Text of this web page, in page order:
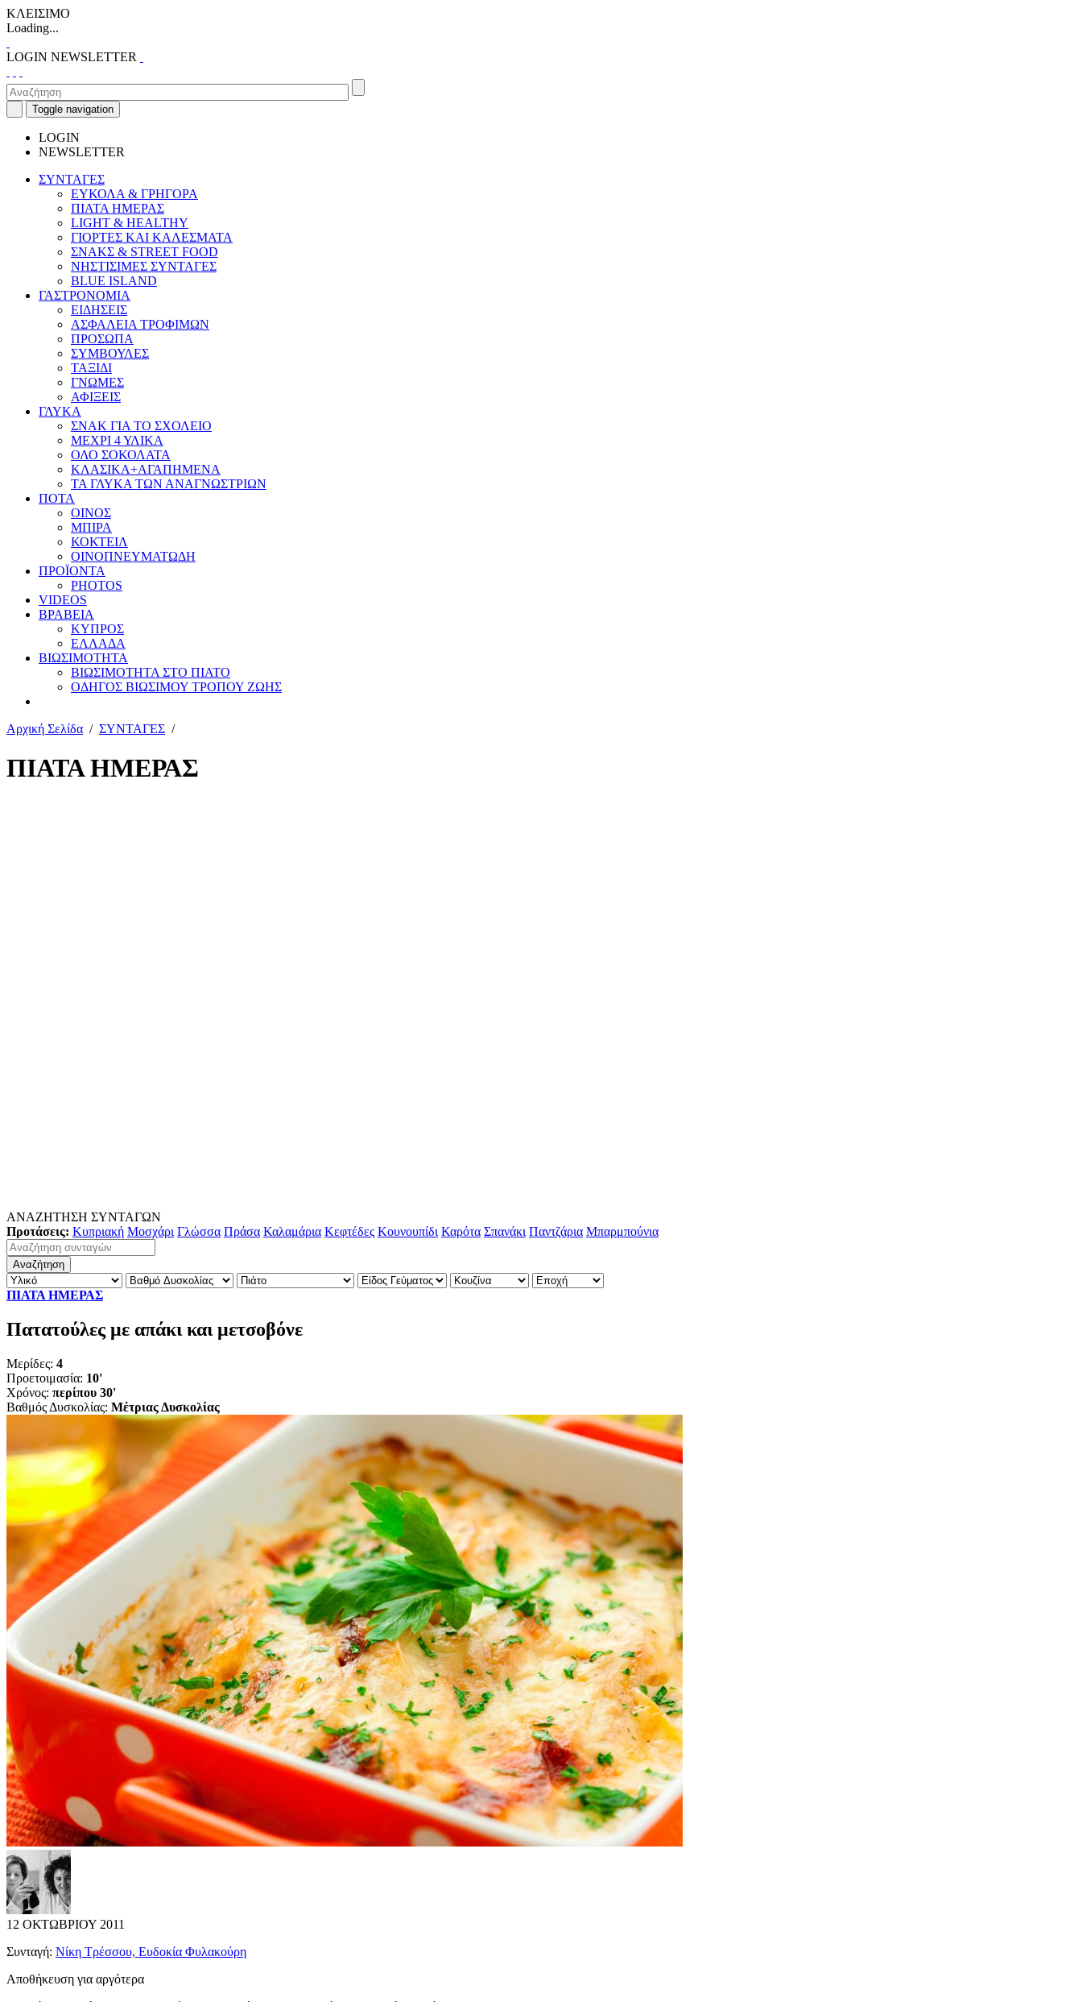
ΚΛΕΙΣΙΜΟ
Loading...
LOGIN NEWSLETTER
Toggle navigation
LOGIN
NEWSLETTER
ΣΥΝΤΑΓΕΣ
ΕΥΚΟΛΑ & ΓΡΗΓΟΡΑ
ΠΙΑΤΑ ΗΜΕΡΑΣ
LIGHT & HEALTHY
ΓΙΟΡΤΕΣ ΚΑΙ ΚΑΛΕΣΜΑΤΑ
ΣΝΑΚΣ & STREET FOOD
ΝΗΣΤΙΣΙΜΕΣ ΣΥΝΤΑΓΕΣ
BLUE ISLAND
ΓΑΣΤΡΟΝΟΜΙΑ
ΕΙΔΗΣΕΙΣ
ΑΣΦΑΛΕΙΑ ΤΡΟΦΙΜΩΝ
ΠΡΟΣΩΠΑ
ΣΥΜΒΟΥΛΕΣ
ΤΑΞΙΔΙ
ΓΝΩΜΕΣ
ΑΦΙΞΕΙΣ
ΓΛΥΚΑ
ΣΝΑΚ ΓΙΑ ΤΟ ΣΧΟΛΕΙΟ
ΜΕΧΡΙ 4 ΥΛΙΚΑ
ΟΛΟ ΣΟΚΟΛΑΤΑ
ΚΛΑΣΙΚΑ+ΑΓΑΠΗΜΕΝΑ
ΤΑ ΓΛΥΚΑ ΤΩΝ ΑΝΑΓΝΩΣΤΡΙΩΝ
ΠΟΤΑ
ΟΙΝΟΣ
ΜΠΙΡΑ
ΚΟΚΤΕΙΛ
ΟΙΝΟΠΝΕΥΜΑΤΩΔΗ
ΠΡΟΪΟΝΤΑ
PHOTOS
VIDEOS
ΒΡΑΒΕΙΑ
ΚΥΠΡΟΣ
ΕΛΛΑΔΑ
ΒΙΩΣΙΜΟΤΗΤΑ
ΒΙΩΣΙΜΟΤΗΤΑ ΣΤΟ ΠΙΑΤΟ
ΟΔΗΓΟΣ ΒΙΩΣΙΜΟΥ ΤΡΟΠΟΥ ΖΩΗΣ
Αρχική Σελίδα / ΣΥΝΤΑΓΕΣ /
ΠΙΑΤΑ ΗΜΕΡΑΣ
ΑΝΑΖΗΤΗΣΗ ΣΥΝΤΑΓΩΝ
Προτάσεις: Κυπριακή Μοσχάρι Γλώσσα Πράσα Καλαμάρια Κεφτέδες Κουνουπίδι Καρότα Σπανάκι Παντζάρια Μπαρμπούνια
ΠΙΑΤΑ ΗΜΕΡΑΣ
Πατατούλες με απάκι και μετσοβόνε
Μερίδες: 4
Προετοιμασία: 10'
Χρόνος: περίπου 30'
Βαθμός Δυσκολίας: Μέτριας Δυσκολίας
12 ΟΚΤΩΒΡΙΟΥ 2011
Συνταγή: Νίκη Τρέσσου, Ευδοκία Φυλακούρη
Αποθήκευση για αργότερα